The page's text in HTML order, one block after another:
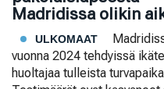
Madridissa olikin
ULKOMAAT
vuonna 2024 tehdyissä
huoltajaa tulleista